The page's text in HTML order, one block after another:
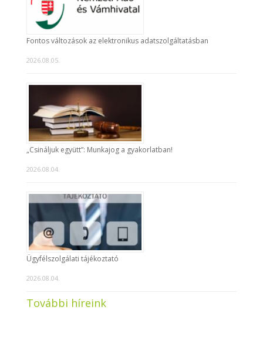
Fontos változások az elektronikus adatszolgáltatásban
2026.08.05.
„Csináljuk együtt”: Munkajog a gyakorlatban!
2026.08.04.
Ügyfélszolgálati tájékoztató
2026.08.04.
További híreink